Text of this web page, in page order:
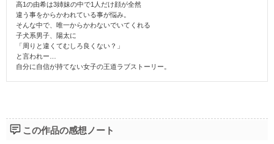
高1の由希は3姉妹の中で1人だけ顔が全然
違う事をからかわれている事が悩み。
そんな中で、唯一からかわないでいてくれる
子犬系男子、陽太に
「周りと違くてむしろ良くない？」
と言われー…
自分に自信が持てない女子の王道ラブストーリー。
この作品の感想ノート